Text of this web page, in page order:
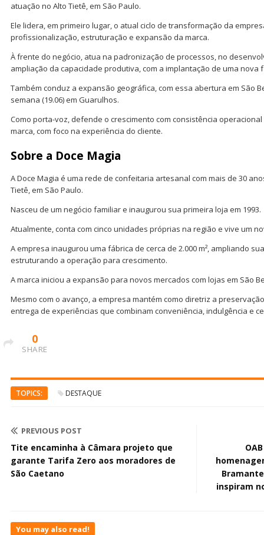
atuação no Alto Tietê, em São Paulo.
Ele lidera, em primeiro lugar, o atual ciclo de transformação da
profissionalização, estruturação e expansão da marca.
À frente do negócio, atua na padronização de processos, no
ampliação da capacidade produtiva, com a implantação de uma nova
Também conduz a expansão geográfica, com essa abertura em São
semana (19.06) em Guarulhos.
Como porta-voz, defende o crescimento com consistência
marca, com foco na experiência do cliente.
Sobre a Doce Magia
A Doce Magia é uma rede de confeitaria artesanal com mais de 30
Tietê, em São Paulo.
Nasceu de um negócio familiar e inaugurou sua primeira loja em 1993.
Atualmente, conta com cinco unidades próprias na região e vive um
A empresa inaugurou uma fábrica de cerca de 2.000 m², ampliando
estruturando a operação para crescimento.
A marca iniciou a expansão para novos mercados com lojas em São
Mesmo com o avanço, a empresa mantém como diretriz a
entrega de experiências que combinam conveniência, indulgência e
0
SHARE
TOPICS: DESTAQUE
PREVIOUS POST
Tite encaminha à Câmara projeto que
garante Tarifa Zero aos moradores de
São Caetano
inspiram
You may also read!